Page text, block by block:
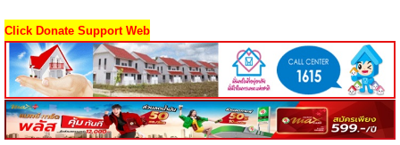
Click Donate Support Web